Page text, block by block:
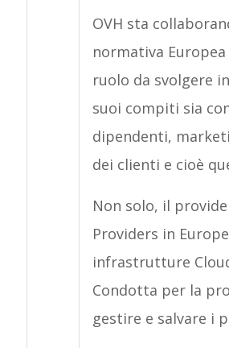
OVH sta
normativa
ruolo da svolgere
suoi compiti sia
dipendenti,
dei clienti e cioè
Non solo, il
Providers in
infrastrutture
Condotta per la
gestire e salvare i